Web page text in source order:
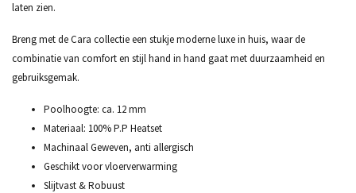
laten zien.
Breng met de Cara collectie een stukje moderne luxe in huis, waar de
combinatie van comfort en stijl hand in hand gaat met duurzaamheid en
gebruiksgemak.
Poolhoogte: ca. 12 mm
Materiaal: 100% P.P Heatset
Machinaal Geweven, anti allergisch
Geschikt voor vloerverwarming
Slijtvast & Robuust